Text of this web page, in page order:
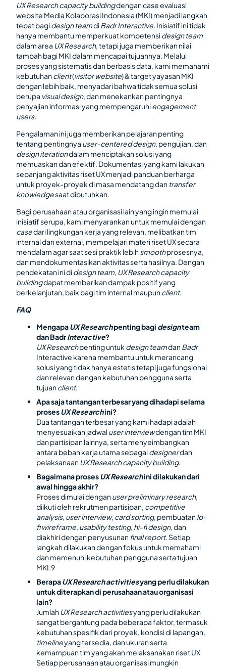
UX Research capacity buildingdengan case evaluasi
website Media Kolaborasi Indonesia (MKI) menjadi langkah
tepat bagidesign teamdiBadr Interactive. Inisiatif ini tidak
hanya membantu memperkuat kompetensidesign team
dalam area UX Research, tetapi juga memberikan nilai
tambah bagi MKI dalam mencapai tujuannya. Melalui
proses yang sistematis dan berbasis data, kami memahami
kebutuhanclient(visitor website)& target yayasan MKI
dengan lebih baik, menyadari bahwa tidak semua solusi
berupa visual design, dan menekankan pentingnya
penyajian informasi yang mempengaruhiengagement
users.
Pengalaman ini juga memberikan pelajaran penting
tentang pentingnya user-centered design, pengujian, dan
design iterationdalam menciptakan solusi yang
memuaskan dan efektif. Dokumentasi yang kami lakukan
sepanjang aktivitas riset UXmenjadi panduan berharga
untuk proyek-proyek di masa mendatang dan transfer
knowledgesaat dibutuhkan.
Bagi perusahaan atau organisasi lain yang ingin memulai
inisiatif serupa, kami menyarankan untuk memulai dengan
casedari lingkungan kerja yang relevan, melibatkan tim
internal dan external, mempelajari materi riset UXsecara
mendalam agar saat sesi praktik lebihsmoothprosesnya,
dan mendokumentasikan aktivitas serta hasilnya. Dengan
pendekatan ini didesign team, UX Research capacity
buildingdapat memberikan dampak positif yang
berkelanjutan, baik bagi tim internal maupunclient.
FAQ
MengapaUX Researchpenting bagi designteam
dan BadrInteractive?
UX Researchpenting untuk design teamdanBadr
Interactive karena membantu untuk merancang
solusi yang tidak hanya estetis tetapi juga fungsional
dan relevan dengan kebutuhan pengguna serta
tujuanclient.
Apa saja tantangan terbesar yang dihadapi selama
prosesUX Researchini?
Dua tantangan terbesar yang kami hadapi adalah
menyesuaikan jadwaluser interviewdengan tim MKI
dan partisipan lainnya, serta menyeimbangkan
antara beban kerja utama sebagaidesignerdan
pelaksanaan UX Research capacity building.
Bagaimana prosesUX Researchini dilakukan dari
awal hingga akhir?
Proses dimulai denganuser preliminary research,
diikuti oleh rekrutmen partisipan, competitive
analysis, user interview, card sorting, pembuatanlo-
fi wireframe, usability testing, hi-fi design, dan
diakhiri dengan penyusunan final report. Setiap
langkah dilakukan dengan fokus untuk memahami
dan memenuhi kebutuhan pengguna serta tujuan
MKI.9
BerapaUX Research activitiesyang perlu dilakukan
untuk diterapkan di perusahaan atau organisasi
lain?
Jumlah UX Research activitiesyang perlu dilakukan
sangat bergantung pada beberapa faktor, termasuk
kebutuhan spesifik dari proyek, kondisi di lapangan,
timelineyang tersedia, dan ukuran serta
kemampuan tim yang akan melaksanakan riset UX
Setiap perusahaan atau organisasi mungkin